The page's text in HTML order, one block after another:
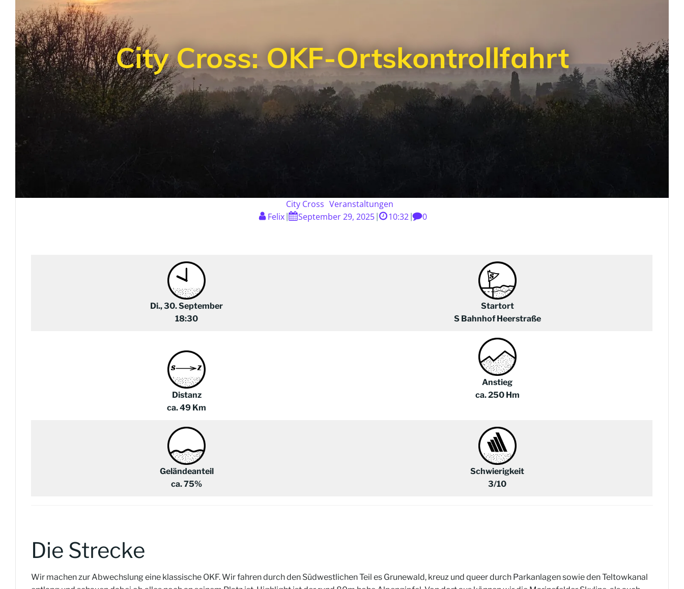
City Cross: OKF-Ortskontrollfahrt
City Cross Veranstaltungen
Felix
September 29, 2025 10:32 0
Di., 30. September
18:30
Startort
S Bahnhof Heerstraße
Distanz
ca. 49 Km
Anstieg
ca. 250 Hm
Geländeanteil
ca. 75%
Schwierigkeit
3/10
Die Strecke
Wir machen zur Abwechslung eine klassische OKF. Wir fahren durch den Südwestlichen Teil es Grunewald, kreuz und queer durch Parkanlagen sowie den Teltowkanal